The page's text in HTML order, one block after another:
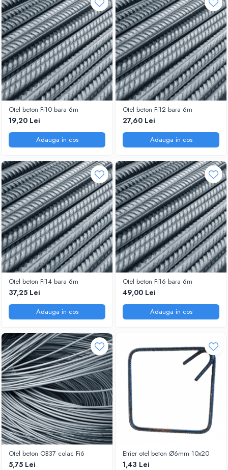
Otel beton Fi10 bara 6m
19,20 Lei
Adauga in cos
Otel beton Fi12 bara 6m
27,60 Lei
Adauga in cos
Otel beton Fi14 bara 6m
37,25 Lei
Adauga in cos
Otel beton Fi16 bara 6m
49,00 Lei
Adauga in cos
Otel beton OB37 colac Fi6
5,75 Lei
Etrier otel beton Ø6mm 10x20
1,43 Lei